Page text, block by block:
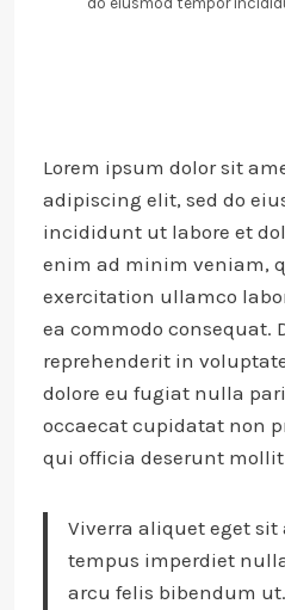
Lorem ipsum dolor sit
adipiscing elit, sed do
incididunt ut labore et
enim ad minim veniam,
exercitation ullamco
ea commodo consequat.
reprehenderit in
dolore eu fugiat nulla
occaecat cupidatat non
qui officia deserunt
Viverra aliquet eget
tempus imperdiet
arcu felis bibendum